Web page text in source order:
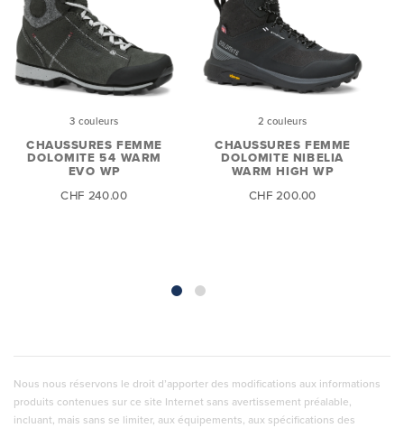
3 couleurs
CHAUSSURES FEMME
DOLOMITE 54 WARM
EVO WP
CHF 240.00
2 couleurs
CHAUSSURES FEMME
DOLOMITE NIBELIA
WARM HIGH WP
CHF 200.00
Nous nous réservons le droit d’apporter des modifications aux informations
produits contenues sur ce site Internet sans avertissement préalable,
incluant, mais sans se limiter, aux équipements, aux spécifications des